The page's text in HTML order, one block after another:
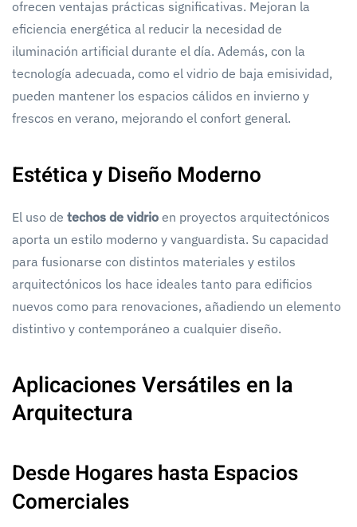
ofrecen ventajas prácticas significativas. Mejoran la
eficiencia energética al reducir la necesidad de
iluminación artificial durante el día. Además, con la
tecnología adecuada, como el vidrio de baja emisividad,
pueden mantener los espacios cálidos en invierno y
frescos en verano, mejorando el confort general.
Estética y Diseño Moderno
El uso de techos de vidrio en proyectos arquitectónicos
aporta un estilo moderno y vanguardista. Su capacidad
para fusionarse con distintos materiales y estilos
arquitectónicos los hace ideales tanto para edificios
nuevos como para renovaciones, añadiendo un elemento
distintivo y contemporáneo a cualquier diseño.
Aplicaciones Versátiles en la
Arquitectura
Desde Hogares hasta Espacios
Comerciales